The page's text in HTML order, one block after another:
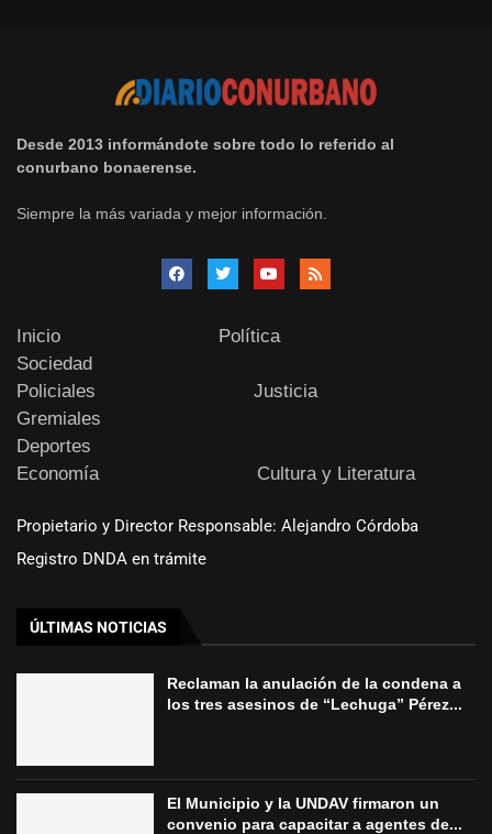
Desde 2013 informándote sobre todo lo referido al
conurbano bonaerense.
Siempre la más variada y mejor información.
Inicio
Política
Sociedad
Policiales
Justicia
Gremiales
Deportes
Economía
Cultura y Literatura
Propietario y Director Responsable: Alejandro Córdoba
Registro DNDA en trámite
ÚLTIMAS NOTICIAS
Reclaman la anulación de la condena a
los tres asesinos de “Lechuga” Pérez...
El Municipio y la UNDAV firmaron un
convenio para capacitar a agentes de...